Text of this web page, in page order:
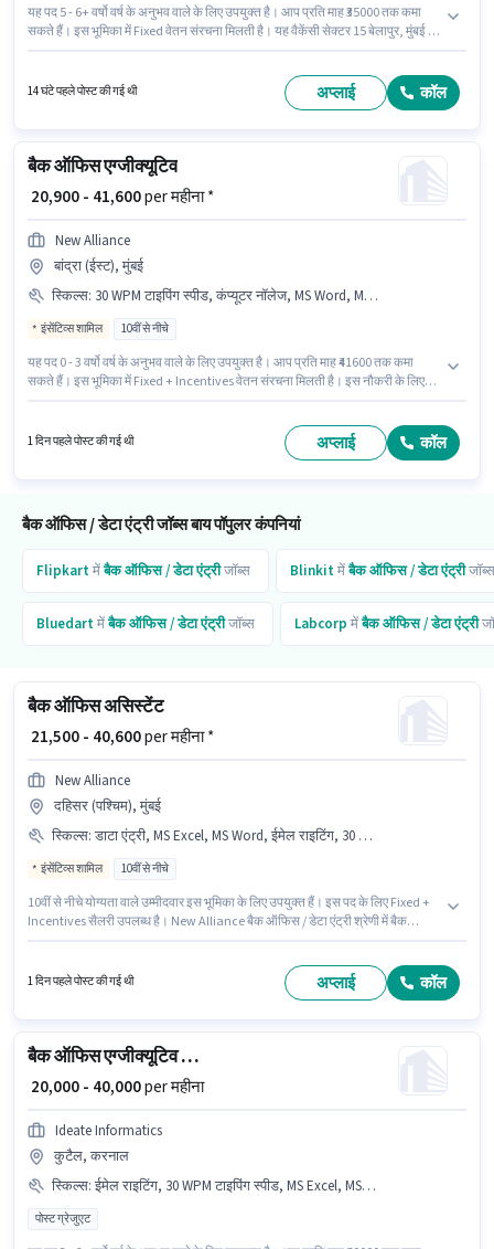
यह पद 5 - 6+ वर्षो वर्ष के अनुभव वाले के लिए उपयुक्त है। आप प्रति माह ₹35000 तक कमा
सकते हैं। इस भूमिका में Fixed वेतन संरचना मिलती है। यह वैकेंसी सेक्टर 15 बेलापुर, मुंबई में
14 घंटे पहले पोस्ट की गई थी अप्लाई कॉल
बैक ऑफिस एग्जीक्यूटिव
₹ 20,900 - 41,600per महीना *
New Alliance
बांद्रा (ईस्ट), मुंबई
स्किल्स: 30 WPM टाइपिंग स्पीड, कंप्यूटर नॉलेज, MS Word, MS Excel, इंटरनेट सर्फिंग, डाटा एंट्री, ईमेल राइटिंग
इंसेंटिव्स शामिल 10वीं से नीचे
यह पद 0 - 3 वर्षो वर्ष के अनुभव वाले के लिए उपयुक्त है। आप प्रति माह ₹41600 तक कमा
सकते हैं। इस भूमिका में Fixed + Incentives वेतन संरचना मिलती है। इस नौकरी के लिए
मुंबई में है। इस भूमिका के लिए उम्मीदवार के पास 30 WPM टाइपिंग स्पीड, कंप्यूटर नॉलेज,
डाटा एंट्री, ईमेल राइटिंग, इंटरनेट सर्फिंग, MS Excel, MS Word होना अनिवार्य है।
1 दिन पहले पोस्ट की गई थी अप्लाई कॉल
बैक ऑफिस / डेटा एंट्री जॉब्स बाय पॉपुलर कंपनियां
Flipkartमेंबैक ऑफिस / डेटा एंट्रीजॉब्स Blinkitमेंबैक ऑफिस / डेटा एंट्रीजॉब्स
Bluedartमेंबैक ऑफिस / डेटा एंट्रीजॉब्स Labcorp मेंबैक ऑफिस / डेटा एंट्री
बैक ऑफिस असिस्टेंट
₹ 21,500 - 40,600per महीना *
New Alliance
दहिसर (पश्चिम), मुंबई
स्किल्स: डाटा एंट्री, MS Excel, MS Word, ईमेल राइटिंग, 30 WPM टाइपिंग स्पीड, कंप्यूटर नॉलेज, इंटरनेट सर्फिंग
इंसेंटिव्स शामिल 10वीं से नीचे
10वीं से नीचे योग्यता वाले उम्मीदवार इस भूमिका के लिए उपयुक्त हैं। इस पद के लिए Fixed +
Incentives सैलरी उपलब्ध है। New Alliance बैक ऑफिस / डेटा एंट्री श्रेणी में बैक
(पश्चिम), मुंबई में है। इस भूमिका के लिए उम्मीदवार के पास 30 WPM टाइपिंग स्पीड, कंप्यूटर
नॉलेज, डाटा एंट्री, ईमेल राइटिंग, इंटरनेट सर्फिंग, MS Excel, MS Word होना अनिवार्य है।
1 दिन पहले पोस्ट की गई थी अप्लाई कॉल
बैक ऑफिस एग्जीक्यूटिव असिस्टेंट
₹ 20,000 - 40,000per महीना
Ideate Informatics
कुटैल, करनाल
स्किल्स: ईमेल राइटिंग, 30 WPM टाइपिंग स्पीड, MS Excel, MS Word, डाटा एंट्री, कंप्यूटर नॉलेज, इंटरनेट सर्फिंग
पोस्ट ग्रेजुएट